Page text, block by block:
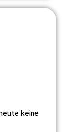
keine